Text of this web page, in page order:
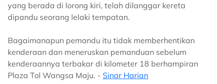
yang berada di lorong kiri, telah dilanggar kereta
dipandu seorang lelaki tempatan.
Bagaimanapun pemandu itu tidak memberhentikan
kenderaan dan meneruskan pemanduan sebelum
kenderaannya terbakar di kilometer 18 berhampiran
Plaza Tol Wangsa Maju. - Sinar Harian